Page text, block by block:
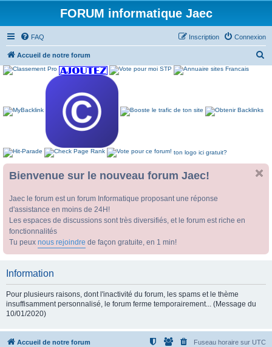
FORUM informatique Jaec
FAQ Connexion
Inscription
Accueil de notre forum
ton logo ici gratuit?
Bienvenue sur le nouveau forum Jaec!
Jaec le forum est un forum Informatique proposant une réponse
d'assistance en moins de 24H!
Les espaces de discussions sont très diversifiés, et le forum est riche en
fonctionnalités
Tu peux nous rejoindre de façon gratuite, en 1 min!
Information
Pour plusieurs raisons, dont l'inactivité du forum, les spams et le thème
insuffisamment personnalisé, le forum ferme temporairement... (Message du
10/01/2020)
Accueil de notre forum Fuseau horaire sur UTC